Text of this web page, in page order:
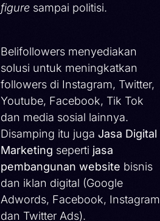
figuresampai politisi.
Belifollowers menyediakan
solusi untuk meningkatkan
followers di Instagram, Twitter,
Youtube, Facebook, Tik Tok
dan media sosial lainnya.
Disamping itu juga Jasa Digital
Marketing seperti jasa
pembangunan website bisnis
dan iklan digital (Google
Adwords, Facebook, Instagram
dan Twitter Ads).